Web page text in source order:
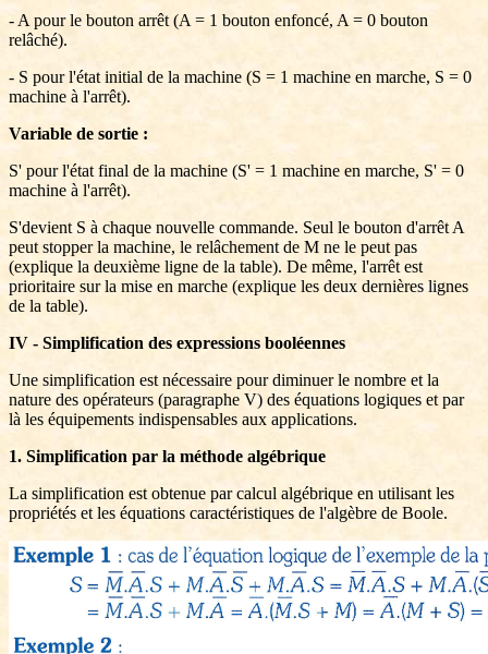
- A pour le bouton arrêt (A = 1 bouton enfoncé, A = 0 bouton
relâché).
- S pour l'état initial de la machine (S = 1 machine en marche, S = 0
machine à l'arrêt).
Variable de sortie :
S' pour l'état final de la machine (S' = 1 machine en marche, S' = 0
machine à l'arrêt).
S'devient S à chaque nouvelle commande. Seul le bouton d'arrêt A
peut stopper la machine, le relâchement de M ne le peut pas
(explique la deuxième ligne de la table). De même, l'arrêt est
prioritaire sur la mise en marche (explique les deux dernières lignes
de la table).
IV - Simplification des expressions booléennes
Une simplification est nécessaire pour diminuer le nombre et la
nature des opérateurs (paragraphe V) des équations logiques et par
là les équipements indispensables aux applications.
1. Simplification par la méthode algébrique
La simplification est obtenue par calcul algébrique en utilisant les
propriétés et les équations caractéristiques de l'algèbre de Boole.